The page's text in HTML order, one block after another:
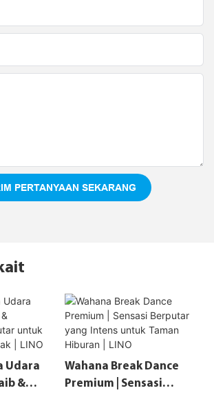
PERTANYAAN SEKARANG
Udara
&
Wahana Break Dance
Premium | Sensasi